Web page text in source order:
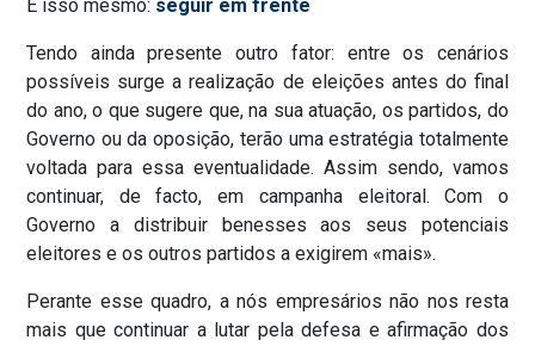
É isso mesmo: seguir em frente
Tendo ainda presente outro fator: entre os cenários
possíveis surge a realização de eleições antes do final
do ano, o que sugere que, na sua atuação, os partidos, do
Governo ou da oposição, terão uma estratégia totalmente
voltada para essa eventualidade. Assim sendo, vamos
continuar, de facto, em campanha eleitoral. Com o
Governo a distribuir benesses aos seus potenciais
eleitores e os outros partidos a exigirem «mais».
Perante esse quadro, a nós empresários não nos resta
mais que continuar a lutar pela defesa e afirmação dos